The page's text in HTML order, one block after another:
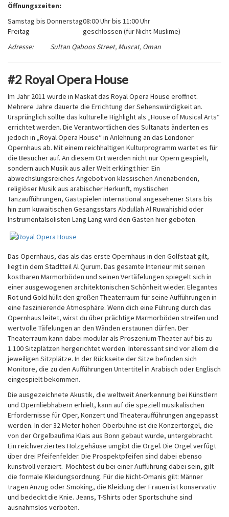
Öffnungszeiten:
Samstag bis Donnerstag08:00 Uhr bis 11:00 Uhr
Freitag
geschlossen (für Nicht-Muslime)
Adresse: Sultan Qaboos Street, Muscat, Oman
#2 Royal Opera House
Im Jahr 2011 wurde in Maskat das Royal Opera House eröffnet.
Mehrere Jahre dauerte die Errichtung der Sehenswürdigkeit an.
Ursprünglich sollte das kulturelle Highlight als „House of Musical Arts“
errichtet werden. Die Verantwortlichen des Sultanats änderten es
jedoch in „Royal Opera House“ in Anlehnung an das Londoner
Opernhaus ab. Mit einem reichhaltigen Kulturprogramm wartet es für
die Besucher auf. An diesem Ort werden nicht nur Opern gespielt,
sondern auch Musik aus aller Welt erklingt hier. Ein
abwechslungsreiches Angebot von klassischen Arienabenden,
religiöser Musik aus arabischer Herkunft, mystischen
Tanzaufführungen, Gastspielen international angesehener Stars bis
hin zum kuwaitischen Gesangsstars Abdullah Al Ruwahishid oder
Instrumentalsolisten Lang Lang wird den Gästen hier geboten.
Das Opernhaus, das als das erste Opernhaus in den Golfstaat gilt,
liegt in dem Stadtteil Al Qurum. Das gesamte Interieur mit seinen
kostbaren Marmorböden und seinen Vertäfelungen spiegelt sich in
einer ausgewogenen architektonischen Schönheit wieder. Elegantes
Rot und Gold hüllt den großen Theaterraum für seine Aufführungen in
eine faszinierende Atmosphäre. Wenn dich eine Führung durch das
Opernhaus leitet, wirst du über prächtige Marmorböden streifen und
wertvolle Täfelungen an den Wänden erstaunen dürfen. Der
Theaterraum kann dabei modular als Proszenium-Theater auf bis zu
1.100 Sitzplätzen hergerichtet werden. Interessant sind vor allem die
jeweiligen Sitzplätze. In der Rückseite der Sitze befinden sich
Monitore, die zu den Aufführungen Untertitel in Arabisch oder Englisch
eingespielt bekommen.
Die ausgezeichnete Akustik, die weltweit Anerkennung bei Künstlern
und Opernliebhabern erhielt, kann auf die speziell musikalischen
Erfordernisse für Oper, Konzert und Theateraufführungen angepasst
werden. In der 32 Meter hohen Oberbühne ist die Konzertorgel, die
von der Orgelbaufima Klais aus Bonn gebaut wurde, untergebracht.
Ein reichverziertes Holzgehäuse umgibt die Orgel. Die Orgel verfügt
über drei Pfeifenfelder. Die Prospektpfeifen sind dabei ebenso
kunstvoll verziert. Möchtest du bei einer Aufführung dabei sein, gilt
die formale Kleidungsordnung. Für die Nicht-Omanis gilt: Männer
tragen Anzug oder Smoking, die Kleidung der Frauen ist konservativ
und bedeckt die Knie. Jeans, T-Shirts oder Sportschuhe sind
ausnahmslos verboten.